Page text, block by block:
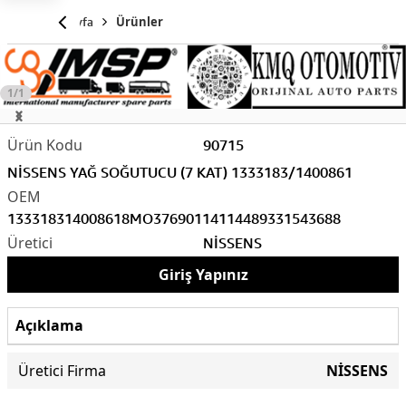
Anasayfa Ürünler
1/1
90715
133318314008618MO37690114114489331543688
NİSSENS YAĞ SOĞUTUCU (7 KAT) 1333183/1400861
NİSSENS
Giriş Yapınız
Açıklama
Üretici Firma NİSSENS